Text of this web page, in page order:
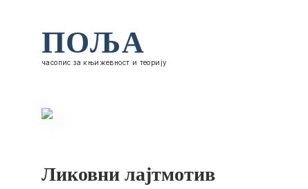
ПОЉА
часопис за књижевност и теорију
Ликовни лајтмотив